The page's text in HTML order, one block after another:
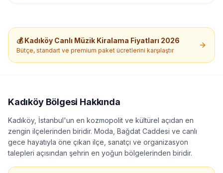
💰Kadıköy Canlı Müzik Kiralama Fiyatları 2026
Bütçe, standart ve premium paket ücretlerini karşılaştır
KadıköyBölgesi Hakkında
Kadıköy, İstanbul'un en kozmopolit ve kültürel açıdan en
zengin ilçelerinden biridir. Moda, Bağdat Caddesi ve canlı
gece hayatıyla öne çıkan ilçe, sanatçı ve organizasyon
talepleri açısından şehrin en yoğun bölgelerinden biridir.